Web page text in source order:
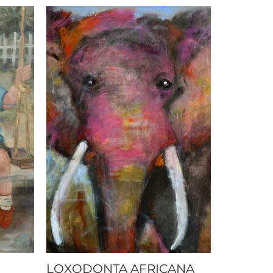
LOXODONTA AFRICANA